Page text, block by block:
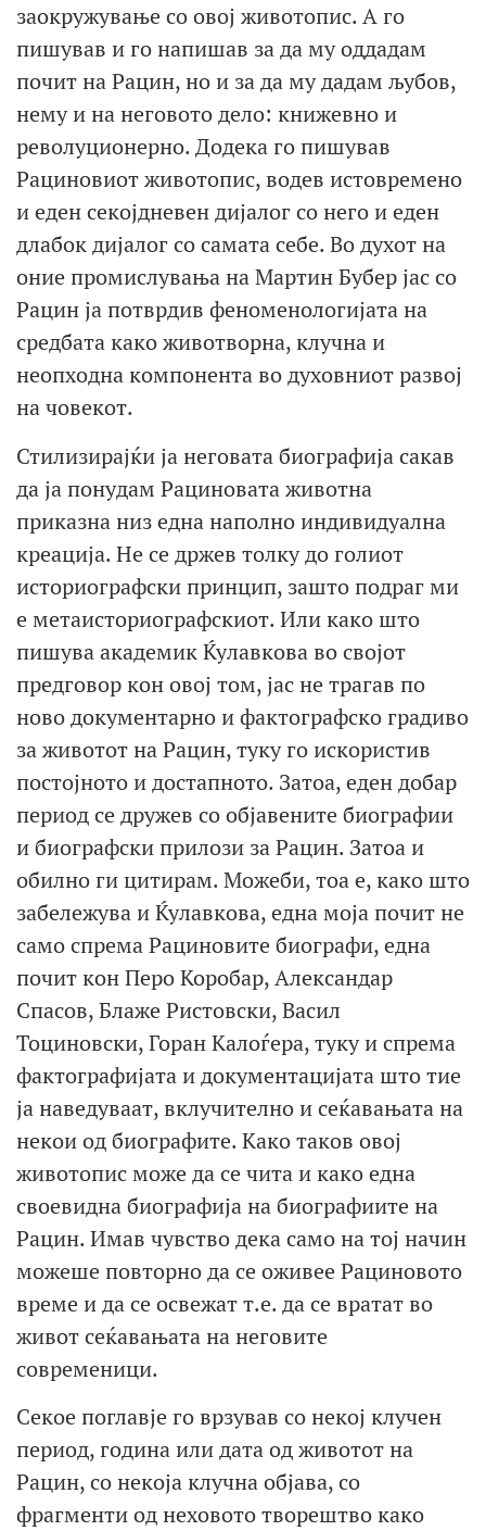
заокружување со овој животопис. А го
пишував и го напишав за да му оддадам
почит на Рацин, но и за да му дадам љубов,
нему и на неговото дело: книжевно и
револуционерно. Додека го пишував
Рациновиот животопис, водев истовремено
и еден секојдневен дијалог со него и еден
длабок дијалог со самата себе. Во духот на
оние промислувања на Мартин Бубер јас со
Рацин ја потврдив феноменологијата на
средбата како животворна, клучна и
неопходна компонента во духовниот развој
на човекот.
Стилизирајќи ја неговата биографија сакав
да ја понудам Рациновата животна
приказна низ една наполно индивидуална
креација. Не се држев толку до голиот
историографски принцип, зашто подраг ми
е метаисториографскиот. Или како што
пишува академик Ќулавкова во својот
предговор кон овој том, јас не трагав по
ново документарно и фактографско градиво
за животот на Рацин, туку го искористив
постојното и достапното. Затоа, еден добар
период се дружев со објавените биографии
и биографски прилози за Рацин. Затоа и
обилно ги цитирам. Можеби, тоа е, како што
забележува и Ќулавкова, една моја почит не
само спрема Рациновите биографи, една
почит кон Перо Коробар, Александар
Спасов, Блаже Ристовски, Васил
Тоциновски, Горан Калоѓера, туку и спрема
фактографијата и документацијата што тие
ја наведуваат, вклучително и сеќавањата на
некои од биографите. Како таков овој
животопис може да се чита и како една
своевидна биографија на биографиите на
Рацин. Имав чувство дека само на тој начин
можеше повторно да се оживее Рациновото
време и да се освежат т.е. да се вратат во
живот сеќавањата на неговите
современици.
Секое поглавје го врзував со некој клучен
период, година или дата од животот на
Рацин, со некоја клучна објава, со
фрагменти од неховото творештво како